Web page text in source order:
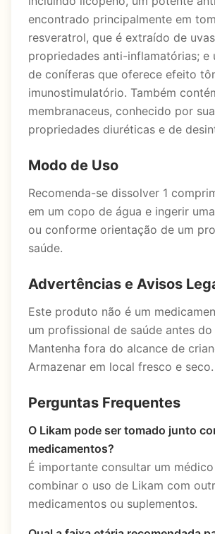
encontrado principalmente em
resveratrol, que é extraído de
propriedades anti-inflamatórias; e
de coníferas que oferece efeito
imunostimulatório. Também
membranaceus, conhecido por
propriedades diuréticas e de
Modo de Uso
Recomenda-se dissolver 1
em um copo de água e ingerir
ou conforme orientação de um
saúde.
Advertências e Avisos
Este produto não é um
um profissional de saúde antes do
Mantenha fora do alcance de
Armazenar em local fresco e seco.
Perguntas Frequentes
O Likam pode ser tomado junto
medicamentos?
É importante consultar um
combinar o uso de Likam com
medicamentos ou suplementos.